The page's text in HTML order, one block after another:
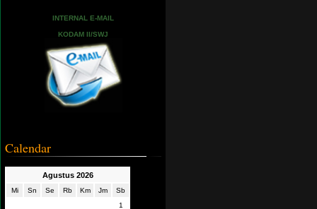
INTERNAL E-MAIL
KODAM II/SWJ
Calendar
Agustus 2026
Mi Sn Se Rb Km Jm
Sb
1